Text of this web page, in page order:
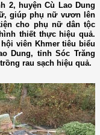
2, huyện Cù Lao Dung
giúp phụ nữ vươn lên
cho phụ nữ dân tộc
thiết thực hiệu quả.
viên Khmer tiêu biểu
Dung, tỉnh Sóc Trăng
rau sạch hiệu quả.